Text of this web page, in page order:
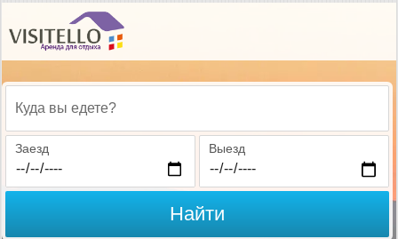
Куда вы едете?
Заезд Выезд
Найти